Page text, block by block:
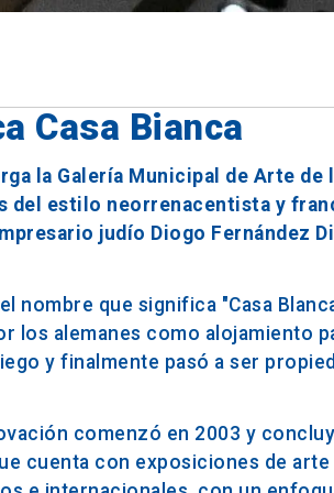
Casa Bianca
la Galería Municipal de Arte de
estilo neorrenacentista y
judío Diogo Fernández
nombre que significa "Casa
los alemanes como alojamiento
y finalmente pasó a ser
comenzó en 2003 y
cuenta con exposiciones de